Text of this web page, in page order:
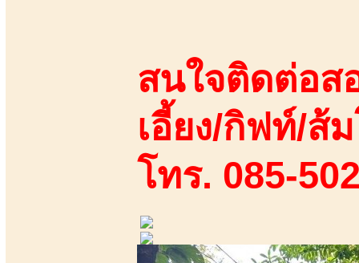
สนใจติดต่อส
เอี้ยง/กิฟท์/ส้
โทร. 085-